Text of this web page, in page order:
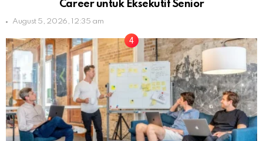
Career untuk Eksekutif Senior
August 5, 2026, 12:35 am